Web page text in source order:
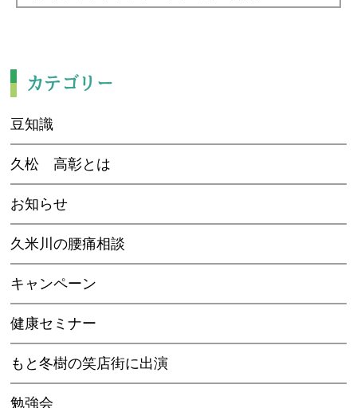
カテゴリー
豆知識
久松 高彰とは
お知らせ
久米川の腰痛相談
キャンペーン
健康セミナー
もと冬樹の笑店街に出演
勉強会